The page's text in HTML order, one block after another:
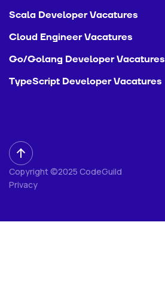
Scala Developer Vacatures
Cloud Engineer Vacatures
Go/Golang Developer Vacatures
TypeScript Developer Vacatures
Copyright ©2025 CodeGuild
Privacy